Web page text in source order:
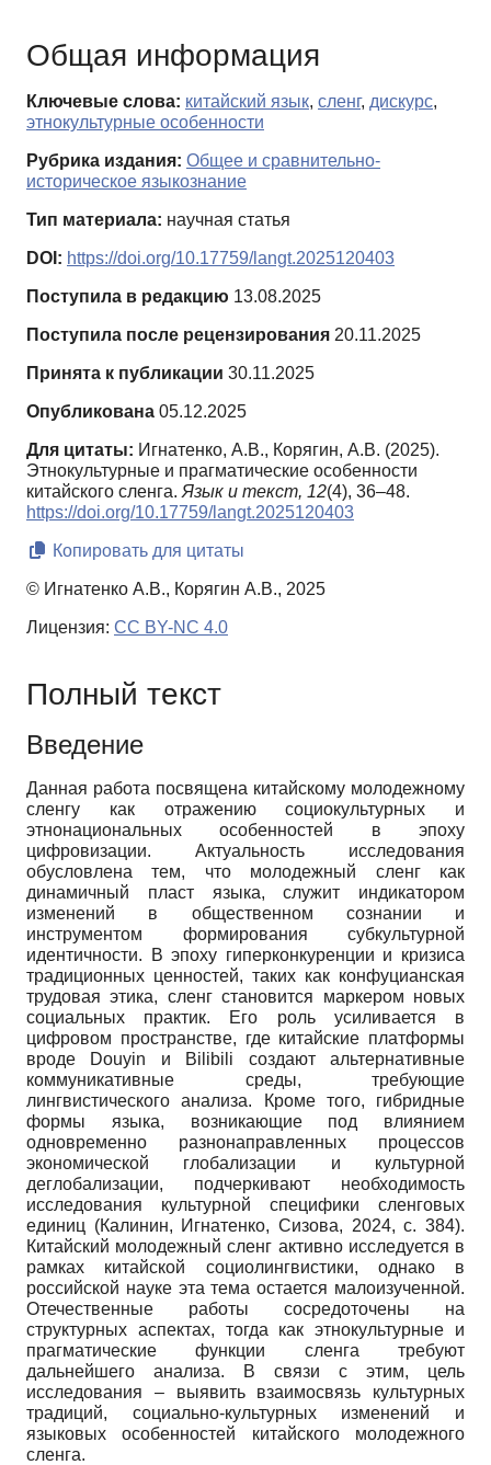
Общая информация
Ключевые слова: китайский язык, сленг, дискурс,
этнокультурные особенности
Рубрика издания: Общее и сравнительно-
историческое языкознание
Тип материала: научная статья
DOI: https://doi.org/10.17759/langt.2025120403
Поступила в редакцию 13.08.2025
Поступила после рецензирования 20.11.2025
Принята к публикации 30.11.2025
Опубликована 05.12.2025
Для цитаты: Игнатенко, А.В., Корягин, А.В. (2025).
Этнокультурные и прагматические особенности
китайского сленга. Язык и текст, 12(4), 36–48.
https://doi.org/10.17759/langt.2025120403
Копировать для цитаты
© Игнатенко А.В., Корягин А.В., 2025
Лицензия: CC BY-NC 4.0
Полный текст
Введение
Данная работа посвящена китайскому молодежному
сленгу как отражению социокультурных и
этнонациональных особенностей в эпоху
цифровизации. Актуальность исследования
обусловлена тем, что молодежный сленг как
динамичный пласт языка, служит индикатором
изменений в общественном сознании и
инструментом формирования субкультурной
идентичности. В эпоху гиперконкуренции и кризиса
традиционных ценностей, таких как конфуцианская
трудовая этика, сленг становится маркером новых
социальных практик. Его роль усиливается в
цифровом пространстве, где китайские платформы
вроде Douyin и Bilibili создают альтернативные
коммуникативные среды, требующие
лингвистического анализа. Кроме того, гибридные
формы языка, возникающие под влиянием
одновременно разнонаправленных процессов
экономической глобализации и культурной
деглобализации, подчеркивают необходимость
исследования культурной специфики сленговых
единиц (Калинин, Игнатенко, Сизова, 2024, с. 384).
Китайский молодежный сленг активно исследуется в
рамках китайской социолингвистики, однако в
российской науке эта тема остается малоизученной.
Отечественные работы сосредоточены на
структурных аспектах, тогда как этнокультурные и
прагматические функции сленга требуют
дальнейшего анализа. В связи с этим, цель
исследования – выявить взаимосвязь культурных
традиций, социально-культурных изменений и
языковых особенностей китайского молодежного
сленга.